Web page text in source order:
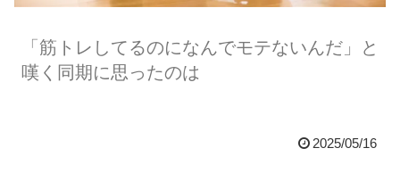
「筋トレしてるのになんでモテないんだ」と
嘆く同期に思ったのは
2025/05/16